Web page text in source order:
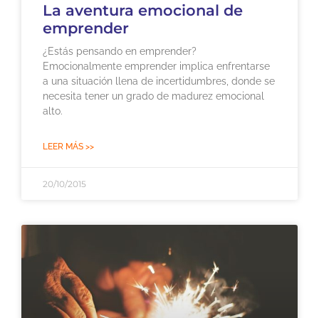
La aventura emocional de
emprender
¿Estás pensando en emprender?
Emocionalmente emprender implica enfrentarse
a una situación llena de incertidumbres, donde se
necesita tener un grado de madurez emocional
alto.
LEER MÁS >>
20/10/2015